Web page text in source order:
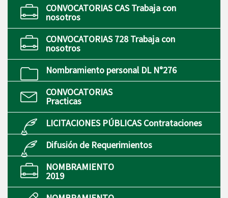
CONVOCATORIAS CAS Trabaja con
nosotros
CONVOCATORIAS 728 Trabaja con
nosotros
Nombramiento personal DL N°276
CONVOCATORIAS
Practicas
LICITACIONES PÚBLICAS Contrataciones
Difusión de Requerimientos
NOMBRAMIENTO
2019